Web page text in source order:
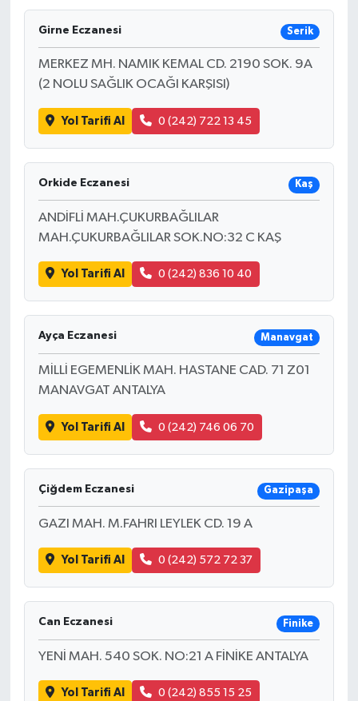
Girne Eczanesi Serik
MERKEZ MH. NAMIK KEMAL CD. 2190 SOK. 9A
(2 NOLU SAĞLIK OCAĞI KARŞISI)
Yol Tarifi Al 0 (242) 722 13 45
Orkide Eczanesi Kaş
ANDİFLİ MAH.ÇUKURBAĞLILAR
MAH.ÇUKURBAĞLILAR SOK.NO:32 C KAŞ
Yol Tarifi Al 0 (242) 836 10 40
Ayça Eczanesi Manavgat
MİLLİ EGEMENLİK MAH. HASTANE CAD. 71 Z01
MANAVGAT ANTALYA
Yol Tarifi Al 0 (242) 746 06 70
Çiğdem Eczanesi Gazipaşa
GAZI MAH. M.FAHRI LEYLEK CD. 19 A
Yol Tarifi Al 0 (242) 572 72 37
Can Eczanesi Finike
YENİ MAH. 540 SOK. NO:21 A FİNİKE ANTALYA
Yol Tarifi Al 0 (242) 855 15 25